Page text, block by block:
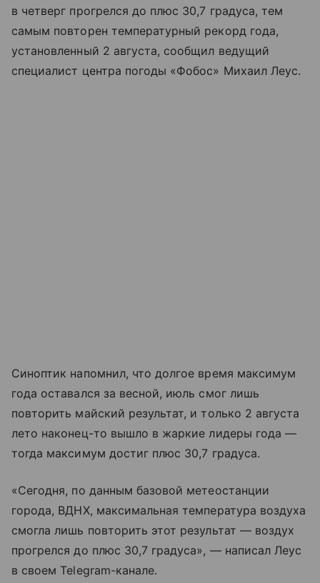
в четверг прогрелся до плюс 30,7 градуса, тем
самым повторен температурный рекорд года,
установленный 2 августа, сообщил ведущий
специалист центра погоды «Фобос» Михаил Леус.
Синоптик напомнил, что долгое время максимум
года оставался за весной, июль смог лишь
повторить майский результат, и только 2 августа
лето наконец-то вышло в жаркие лидеры года —
тогда максимум достиг плюс 30,7 градуса.
«Сегодня, по данным базовой метеостанции
города, ВДНХ, максимальная температура воздуха
смогла лишь повторить этот результат — воздух
прогрелся до плюс 30,7 градуса», — написал Леус
в своем Telegram-канале.